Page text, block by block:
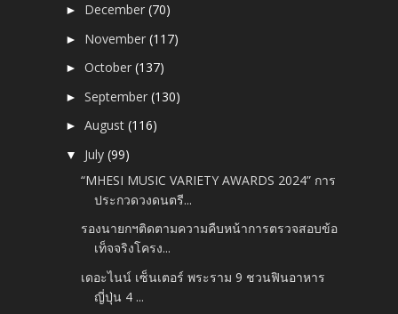
► December(70)
► November(117)
►October(137)
►September(130)
►August(116)
▼ July(99)
“MHESI MUSIC VARIETY AWARDS 2024” การ
ประกวดวงดนตรี...
รองนายกฯติดตามความคืบหน้าการตรวจสอบข้อ
เท็จจริงโครง...
เดอะไนน์ เซ็นเตอร์ พระราม 9 ชวนฟินอาหาร
ญี่ปุ่น 4 ...